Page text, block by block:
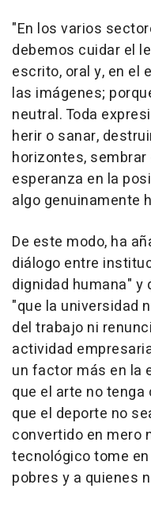
"En los varios
debemos cuidar el
escrito, oral y, en el
las imágenes;
neutral. Toda
herir o sanar,
horizontes,
esperanza en la
algo genuinamente
De este modo, ha
diálogo entre
dignidad humana" y
"que la universidad
del trabajo ni
actividad
un factor más en la
que el arte no
que el deporte no
convertido en mero
tecnológico tome
pobres y a quienes